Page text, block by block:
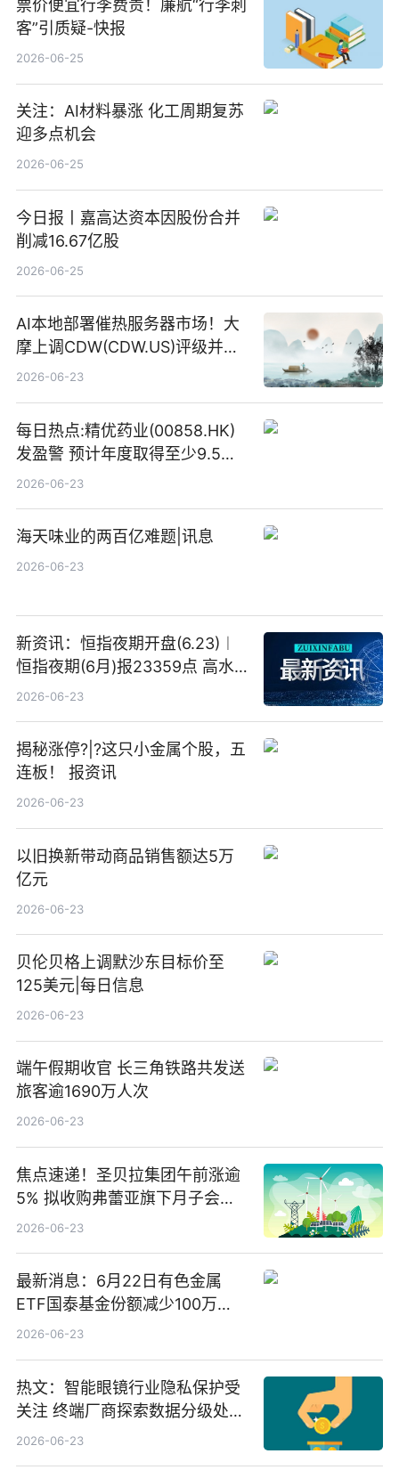
票价便宜行李费贵！廉航“行李刺
客”引质疑-快报
2026-06-25
关注：AI材料暴涨 化工周期复苏
迎多点机会
2026-06-25
今日报丨嘉高达资本因股份合并
削减16.67亿股
2026-06-25
AI本地部署催热服务器市场！大
摩上调CDW(CDW.US)评级并看
高IBM(IBM.US)戴尔(DELL.US)
2026-06-23
每日热点:精优药业(00858.HK)
发盈警 预计年度取得至少9.5亿
港元的亏损 同比盈转亏
2026-06-23
海天味业的两百亿难题|讯息
2026-06-23
新资讯：恒指夜期开盘(6.23)︱
恒指夜期(6月)报23359点 高水
23点
2026-06-23
揭秘涨停?|?这只小金属个股，五
连板！ 报资讯
2026-06-23
以旧换新带动商品销售额达5万
亿元
2026-06-23
贝伦贝格上调默沙东目标价至
125美元|每日信息
2026-06-23
端午假期收官 长三角铁路共发送
旅客逾1690万人次
2026-06-23
焦点速递！圣贝拉集团午前涨逾
5% 拟收购弗蕾亚旗下月子会所
业务少数股权
2026-06-23
最新消息：6月22日有色金属
ETF国泰基金份额减少100万
份，重仓股紫金矿业、洛阳钼
2026-06-23
热文：智能眼镜行业隐私保护受
关注 终端厂商探索数据分级处理
等方案
2026-06-23